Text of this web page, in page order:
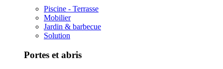
Piscine - Terrasse
Mobilier
Jardin & barbecue
Solution
Portes et abris